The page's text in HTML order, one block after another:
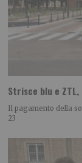
Strisce blu e
Il pagamento della
23